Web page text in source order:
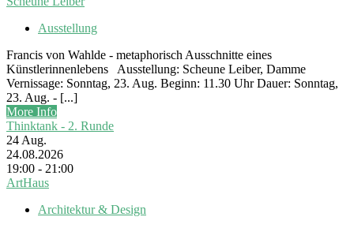
Ausstellung
Francis von Wahlde - metaphorisch Ausschnitte eines
Künstlerinnenlebens Ausstellung: Scheune Leiber, Damme
Vernissage: Sonntag, 23. Aug. Beginn: 11.30 Uhr Dauer: Sonntag,
23. Aug. - [...]
More Info
Thinktank - 2. Runde
24 Aug.
24.08.2026
19:00 - 21:00
ArtHaus
Architektur & Design